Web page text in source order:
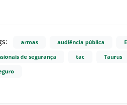
armas audiência pública
de segurança tac Taurus